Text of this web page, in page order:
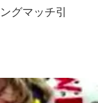
グマッチ引